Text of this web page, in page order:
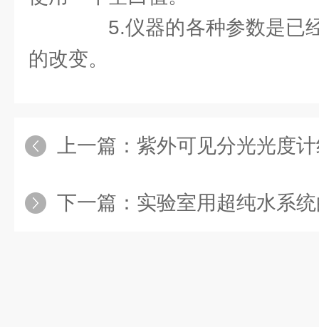
5.仪器的各种参数是已
的改变。
上一篇： 紫外可见分光光度计组
下一篇： 实验室用超纯水系统